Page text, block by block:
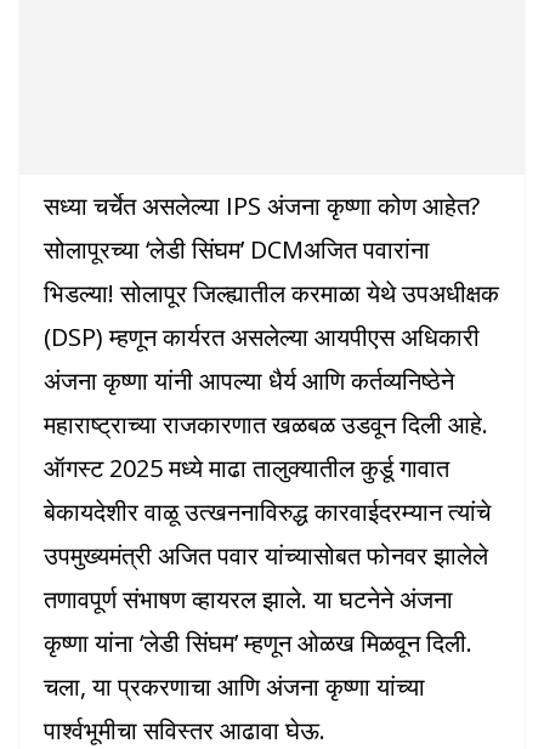
सध्या चर्चेत असलेल्या IPS अंजना कृष्णा कोण आहेत?
सोलापूरच्या ‘लेडी सिंघम’ DCMअजित पवारांना
भिडल्या! सोलापूर जिल्ह्यातील करमाळा येथे उपअधीक्षक
(DSP) म्हणून कार्यरत असलेल्या आयपीएस अधिकारी
अंजना कृष्णा यांनी आपल्या धैर्य आणि कर्तव्यनिष्ठेने
महाराष्ट्राच्या राजकारणात खळबळ उडवून दिली आहे.
ऑगस्ट 2025 मध्ये माढा तालुक्यातील कुर्डू गावात
बेकायदेशीर वाळू उत्खननाविरुद्ध कारवाईदरम्यान त्यांचे
उपमुख्यमंत्री अजित पवार यांच्यासोबत फोनवर झालेले
तणावपूर्ण संभाषण व्हायरल झाले. या घटनेने अंजना
कृष्णा यांना ‘लेडी सिंघम’ म्हणून ओळख मिळवून दिली.
चला, या प्रकरणाचा आणि अंजना कृष्णा यांच्या
पार्श्वभूमीचा सविस्तर आढावा घेऊ.